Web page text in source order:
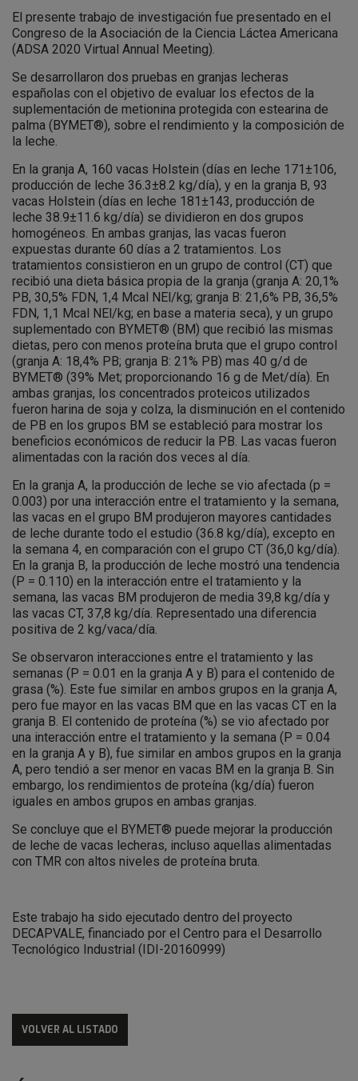
El presente trabajo de investigación fue presentado en el
Congreso de la Asociación de la Ciencia Láctea Americana
(ADSA 2020 Virtual Annual Meeting).
Se desarrollaron dos pruebas en granjas lecheras
españolas con el objetivo de evaluar los efectos de la
suplementación de metionina protegida con estearina de
palma (BYMET®), sobre el rendimiento y la composición de
la leche.
En la granja A, 160 vacas Holstein (días en leche 171±106,
producción de leche 36.3±8.2 kg/día), y en la granja B, 93
vacas Holstein (días en leche 181±143, producción de
leche 38.9±11.6 kg/día) se dividieron en dos grupos
homogéneos. En ambas granjas, las vacas fueron
expuestas durante 60 días a 2 tratamientos. Los
tratamientos consistieron en un grupo de control (CT) que
recibió una dieta básica propia de la granja (granja A: 20,1%
PB, 30,5% FDN, 1,4 Mcal NEl/kg; granja B: 21,6% PB, 36,5%
FDN, 1,1 Mcal NEl/kg; en base a materia seca), y un grupo
suplementado con BYMET® (BM) que recibió las mismas
dietas, pero con menos proteína bruta que el grupo control
(granja A: 18,4% PB; granja B: 21% PB) mas 40 g/d de
BYMET® (39% Met; proporcionando 16 g de Met/día). En
ambas granjas, los concentrados proteicos utilizados
fueron harina de soja y colza, la disminución en el contenido
de PB en los grupos BM se estableció para mostrar los
beneficios económicos de reducir la PB. Las vacas fueron
alimentadas con la ración dos veces al día.
En la granja A, la producción de leche se vio afectada (p =
0.003) por una interacción entre el tratamiento y la semana,
las vacas en el grupo BM produjeron mayores cantidades
de leche durante todo el estudio (36.8 kg/día), excepto en
la semana 4, en comparación con el grupo CT (36,0 kg/día).
En la granja B, la producción de leche mostró una tendencia
(P = 0.110) en la interacción entre el tratamiento y la
semana, las vacas BM produjeron de media 39,8 kg/día y
las vacas CT, 37,8 kg/día. Representado una diferencia
positiva de 2 kg/vaca/día.
Se observaron interacciones entre el tratamiento y las
semanas (P = 0.01 en la granja A y B) para el contenido de
grasa (%). Este fue similar en ambos grupos en la granja A,
pero fue mayor en las vacas BM que en las vacas CT en la
granja B. El contenido de proteína (%) se vio afectado por
una interacción entre el tratamiento y la semana (P = 0.04
en la granja A y B), fue similar en ambos grupos en la granja
A, pero tendió a ser menor en vacas BM en la granja B. Sin
embargo, los rendimientos de proteína (kg/día) fueron
iguales en ambos grupos en ambas granjas.
Se concluye que el BYMET® puede mejorar la producción
de leche de vacas lecheras, incluso aquellas alimentadas
con TMR con altos niveles de proteína bruta.
Este trabajo ha sido ejecutado dentro del proyecto
DECAPVALE, financiado por el Centro para el Desarrollo
Tecnológico Industrial (IDI-20160999)
VOLVER AL LISTADO